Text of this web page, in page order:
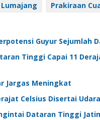
Lumajang Prakiraan
Guyur Sejumlah
Tinggi Capai 11
Jargas Meningkat
Celsius Disertai
Dataran Tinggi